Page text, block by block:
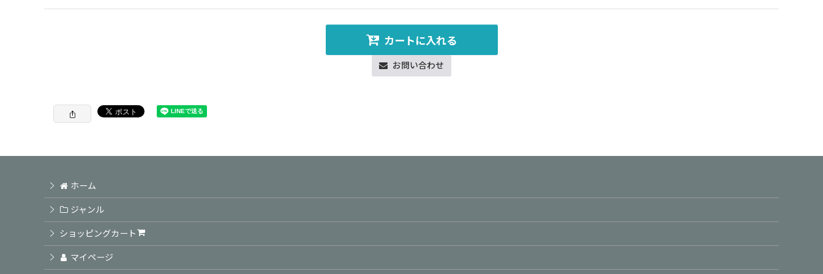
カートに入れる
お問い合わせ
ホーム
ジャンル
ショッピングカート
マイページ